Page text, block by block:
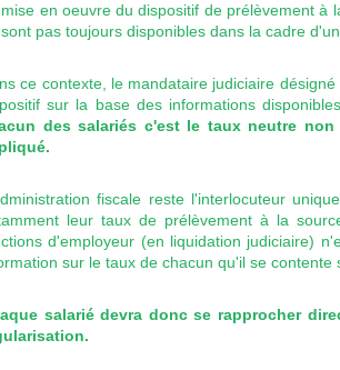
en oeuvre du dispositif de prélèvement à
pas toujours disponibles dans la cadre
ce contexte, le mandataire judiciaire
sur la base des informations
des salariés c'est le taux neutre
fiscale reste l'interlocuteur
leur taux de prélèvement à la
d'employeur (en liquidation judiciaire)
sur le taux de chacun qu'il se contente
salarié devra donc se rapprocher